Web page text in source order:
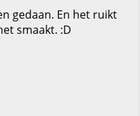
gedaan. En het ruikt
smaakt. :D